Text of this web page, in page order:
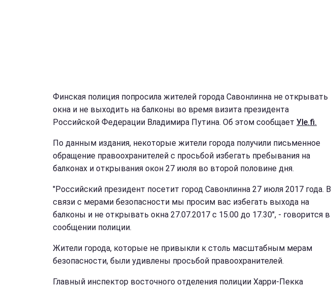
Финская полиция попросила жителей города Савонлинна не открывать
окна и не выходить на балконы во время визита президента
Российской Федерации Владимира Путина. Об этом сообщает Уle.fi.
По данным издания, некоторые жители города получили письменное
обращение правоохранителей с просьбой избегать пребывания на
балконах и открывания окон 27 июля во второй половине дня.
"Российский президент посетит город Савонлинна 27 июля 2017 года. В
связи с мерами безопасности мы просим вас избегать выхода на
балконы и не открывать окна 27.07.2017 с 15.00 до 17.30", - говорится в
сообщении полиции.
Жители города, которые не привыкли к столь масштабным мерам
безопасности, были удивлены просьбой правоохранителей.
Главный инспектор восточного отделения полиции Харри-Пекка